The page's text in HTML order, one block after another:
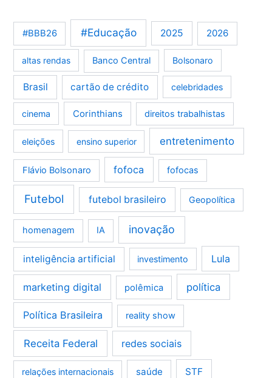
#BBB26 #Educação 2025 2026
altas rendas Banco Central Bolsonaro
Brasil cartão de crédito celebridades
cinema Corinthians direitos trabalhistas
eleições ensino superior entretenimento
Flávio Bolsonaro fofoca fofocas
Futebol futebol brasileiro Geopolítica
homenagem IA inovação
inteligência artificial investimento Lula
marketing digital polêmica política
Política Brasileira reality show
Receita Federal redes sociais
relações internacionais saúde STF